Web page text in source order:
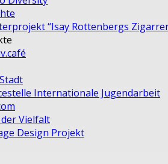
“Isay Rottenbergs
Internationale Jugendarbeit
Vielfalt
Design Projekt